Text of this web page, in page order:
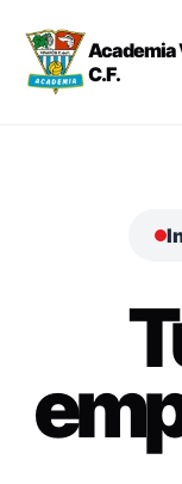
Academia
C.F.